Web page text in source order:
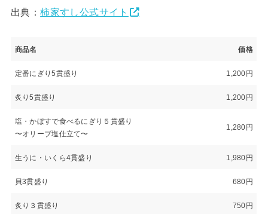
出典：柿家すし公式サイト
商品名 価格
定番にぎり5貫盛り 1,200円
炙り5貫盛り 1,200円
塩・かぼすで食べるにぎり５貫盛り
〜オリーブ塩仕立て〜
1,280円
生うに・いくら4貫盛り 1,980円
貝3貫盛り 680円
炙り３貫盛り 750円